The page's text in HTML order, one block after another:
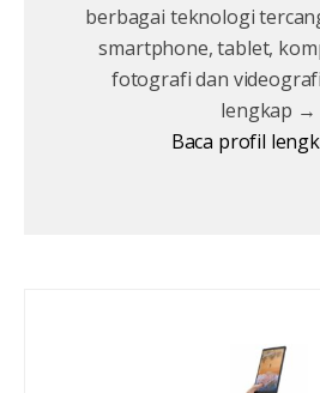
berbagai teknologi
smartphone, tablet,
fotografi dan
lengkap →
Baca profil